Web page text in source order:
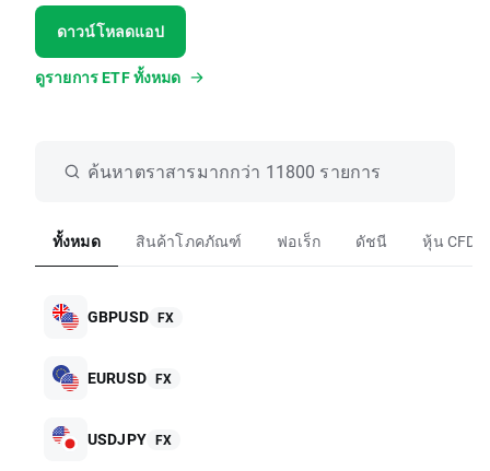
ดาวน์โหลดแอป
ดูรายการ ETF ทั้งหมด
ค้นหาตราสารมากกว่า 11800 รายการ
ทั้งหมด สินค้าโภคภัณฑ์ ฟอเร็ก ดัชนี หุ้น CFD
GBPUSD FX
EURUSD FX
USDJPY FX